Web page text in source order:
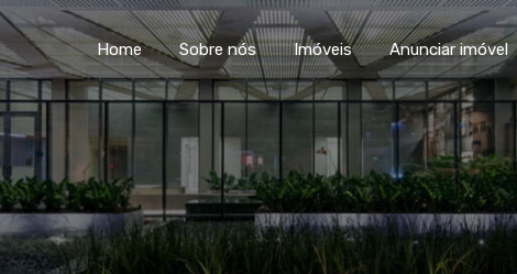
Home Sobre nós
Home Sobre nós Imóveis Anunciar imóvel